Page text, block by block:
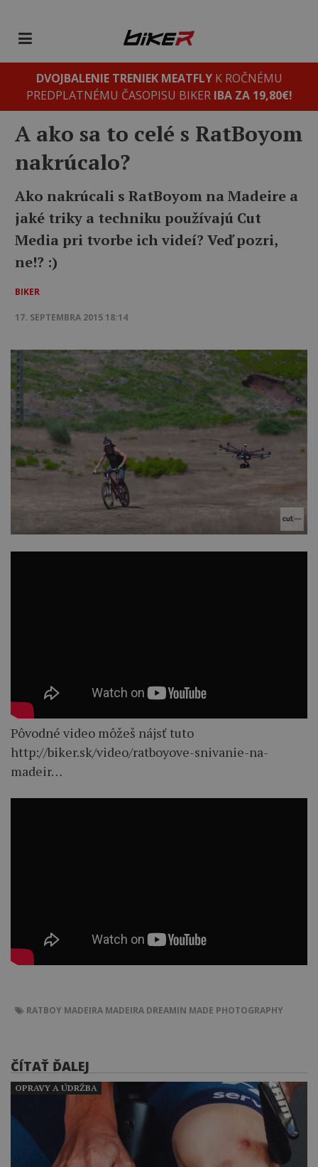
DVOJBALENIE TRENIEK MEATFLYK ROČNÉMU
PREDPLATNÉMU ČASOPISU BIKER IBA ZA 19,80€!
A ako sa to celé s RatBoyom
nakrúcalo?
Ako nakrúcali s RatBoyom na Madeire a
jaké triky a techniku používajú Cut
Media pri tvorbe ich videí? Veď pozri,
ne!? :)
BIKER
17. SEPTEMBRA 2015 18:14
Pôvodné video môžeš nájsť tuto
http://biker.sk/video/ratboyove-snivanie-na-
madeir…
RATBOY MADEIRA MADEIRA DREAMIN MADE PHOTOGRAPHY
ČÍTAŤ ĎALEJ
OPRAVY A ÚDRŽBA